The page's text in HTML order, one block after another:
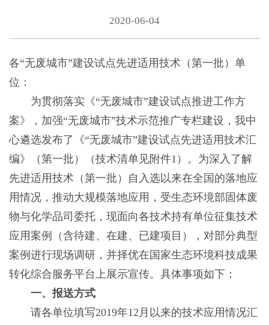
2020-06-04
各“无废城市”建设试点先进适用技术（第一批）单
位：
为贯彻落实《“无废城市”建设试点推进工作方
案》，加强“无废城市”技术示范推广专栏建设，我中
心遴选发布了《“无废城市”建设试点先进适用技术汇
编》（第一批）（技术清单见附件1）。为深入了解
先进适用技术（第一批）自入选以来在全国的落地应
用情况，推动大规模落地应用，受生态环境部固体废
物与化学品司委托，现面向各技术持有单位征集技术
应用案例（含待建、在建、已建项目），对部分典型
案例进行现场调研，并择优在国家生态环境科技成果
转化综合服务平台上展示宣传。具体事项如下：
一、报送方式
请各单位填写2019年12月以来的技术应用情况汇